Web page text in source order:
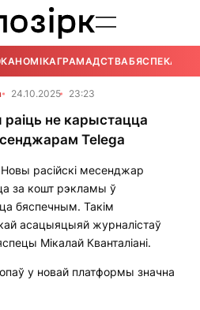
ГРАМАДСТВАБЯСПЕКА
24.10.2025 23:23
не карыстацца
Telega
Новы расійскі месенджар
за кошт рэкламы ў
бяспечным. Такім
асацыяцыяй журналістаў
Мікалай Кванталіані.
у новай платформы значна